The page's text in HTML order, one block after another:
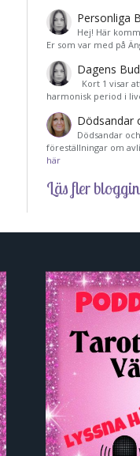
Personliga
Hej! Här
Er som var med på
Dagens
Kort 1 visar
harmonisk period i
Dödsandar
Dödsandar
föreställningar om
här
Läs fler